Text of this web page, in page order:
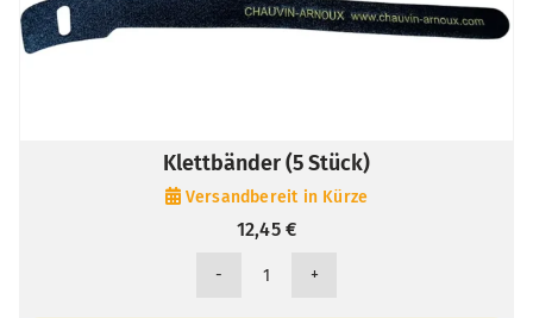
Klettbänder (5 Stück)
Versandbereit in Kürze
12,45€
Klettbänder